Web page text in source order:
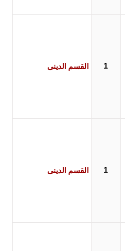
القسم الدينى
القسم الدينى